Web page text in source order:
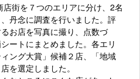
街を７つのエリアに分け、2名
丹念に調査を行いました。評
お店を写真に撮り、点数づ
ートにまとめました。各エリ
ング大賞」候補２店、「地域
を選定しました。